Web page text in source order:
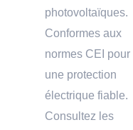
photovoltaïques.
Conformes aux
normes CEI pour
une protection
électrique fiable.
Consultez les